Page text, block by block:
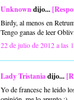
Unknowndijo...
Birdy, al menos en
Tengo ganas de leer
22 de julio de 2012 a las
Lady Tristaniadijo...
Yo de francesc he leido